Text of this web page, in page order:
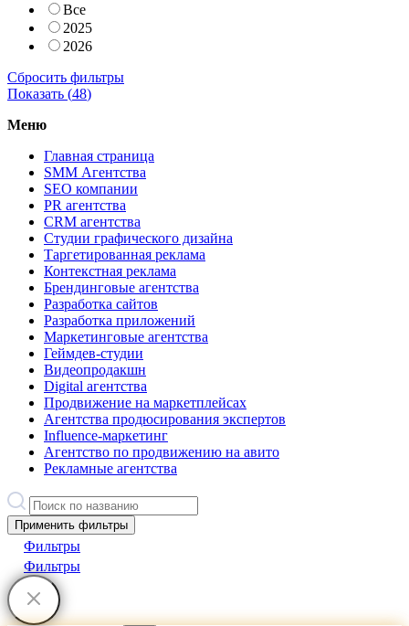
Все
2025
2026
Сбросить фильтры
Показать (48)
Меню
Главная страница
SMM Агентства
SEO компании
PR агентства
CRM агентства
Студии графического дизайна
Таргетированная реклама
Контекстная реклама
Брендинговые агентства
Разработка сайтов
Разработка приложений
Маркетинговые агентства
Геймдев-студии
Видеопродакшн
Digital агентства
Продвижение на маркетплейсах
Агентства продюсирования экспертов
Influence-маркетинг
Агентство по продвижению на авито
Рекламные агентства
Применить фильтры
Фильтры
Фильтры